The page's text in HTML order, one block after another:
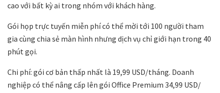
cao với bất kỳ ai trong nhóm với khách hàng.
Gói họp trực tuyến miễn phí có thể mời tới 100 người tham
gia cùng chia sẻ màn hình nhưng dịch vụ chỉ giới hạn trong 40
phút gọi.
Chi phí: gói cơ bản thấp nhất là 19,99 USD/tháng. Doanh
nghiệp có thể nâng cấp lên gói Office Premium 34,99 USD/